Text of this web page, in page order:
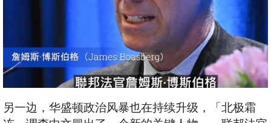
另一边，华盛顿政治风暴也在持续升级，「北极霜